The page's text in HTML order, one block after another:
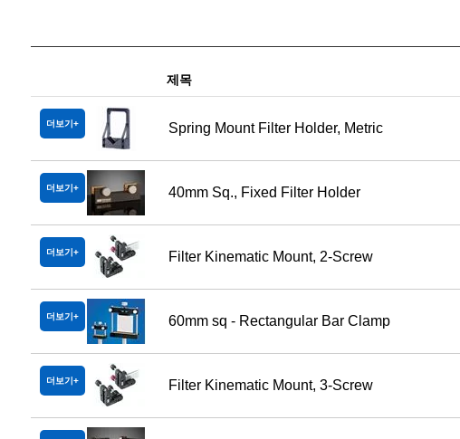
제목
더보기 Spring Mount Filter Holder, Metric
더보기 40mm Sq., Fixed Filter Holder
더보기 Filter Kinematic Mount, 2-Screw
더보기 60mm sq - Rectangular Bar Clamp
더보기 Filter Kinematic Mount, 3-Screw